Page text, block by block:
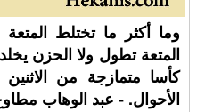
وما أكثر ما تختلط
المتعة تطول ولا الحزن
كأسا متمازجة من
الأحوال. - عبد الوهاب